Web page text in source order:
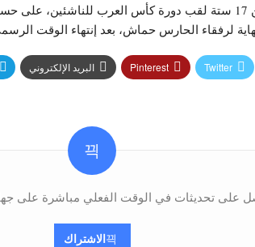
أحرز منتخب الوطني لأقل من 17 ستة لقب دورة كأس العرب
لرفقاء الحارس حماش، بعد إنتهاء الوقت
Twitter
Pinterest البريد الإلكتروني
على تحديثات في الوقت الفعلي مباشرة على
الاشتراك